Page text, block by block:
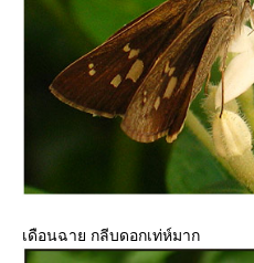
เดือนฉาย กลีบดอกเท่ห์มาก